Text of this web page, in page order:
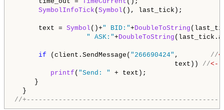
SymbolInfoTick ( Symbol (), last_tick);
text = Symbol ()+" BID:"+DoubleToString
" ASK:"+DoubleToString
if (client.SendMessage( "266690424" , //
text)) //<-
printf ( "Send: "
+ text);
}
//